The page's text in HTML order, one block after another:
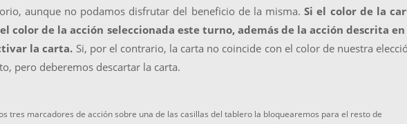
aunque no podamos disfrutar del beneficio de la misma.Si el color de la
color de la acción seleccionada este turno, además de la acción descrita en
la carta. Si, por el contrario, la carta no coincide con el color de nuestra
pero deberemos descartar la carta.
tres marcadores de acción sobre una de las casillas del tablero la bloquearemos para el resto de